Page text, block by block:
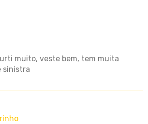
muito, veste bem, tem muita
sinistra